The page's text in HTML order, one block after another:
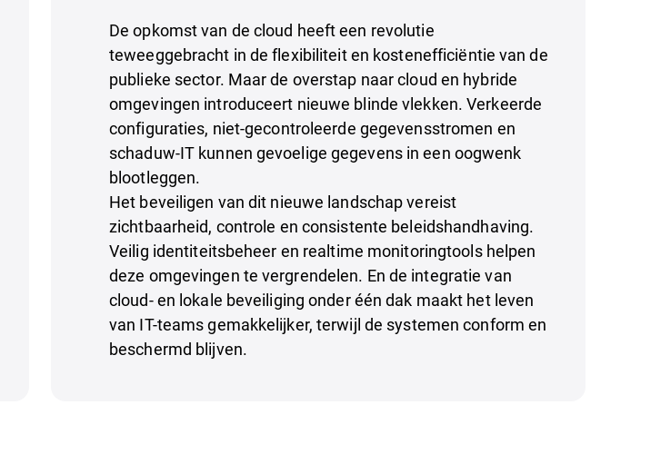
De opkomst van de cloud heeft een revolutie
teweeggebracht in de flexibiliteit en kostenefficiëntie van de
publieke sector. Maar de overstap naar cloud en hybride
omgevingen introduceert nieuwe blinde vlekken. Verkeerde
configuraties, niet-gecontroleerde gegevensstromen en
schaduw-IT kunnen gevoelige gegevens in een oogwenk
blootleggen.
Het beveiligen van dit nieuwe landschap vereist
zichtbaarheid, controle en consistente beleidshandhaving.
Veilig identiteitsbeheer en realtime monitoringtools helpen
deze omgevingen te vergrendelen. En de integratie van
cloud- en lokale beveiliging onder één dak maakt het leven
van IT-teams gemakkelijker, terwijl de systemen conform en
beschermd blijven.